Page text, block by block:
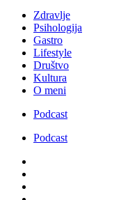
Zdravlje
Psihologija
Gastro
Lifestyle
Društvo
Kultura
O meni
Podcast
Podcast